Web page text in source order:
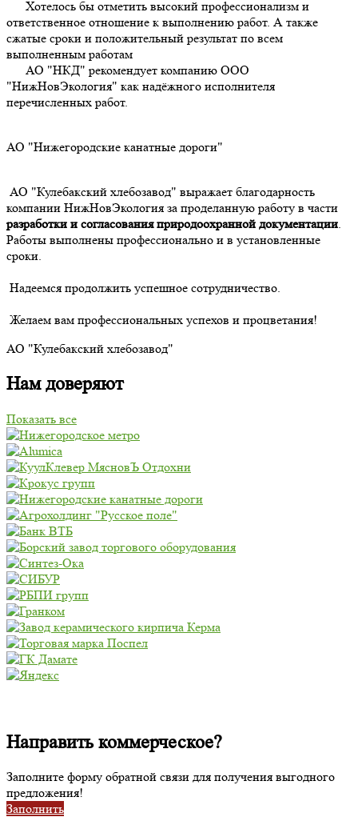
Хотелось бы отметить высокий профессионализм и
ответственное отношение к выполнению работ. А также
сжатые сроки и положительный результат по всем
выполненным работам
АО "НКД" рекомендует компанию ООО
"НижНовЭкология" как надёжного исполнителя
перечисленных работ.
АО "Нижегородские канатные дороги"
АО "Кулебакский хлебозавод" выражает благодарность
компании НижНовЭкология за проделанную работу в части
разработки и согласования природоохранной документации.
Работы выполнены профессионально и в установленные
сроки.
Надеемся продолжить успешное сотрудничество.
Желаем вам профессиональных успехов и процветания!
АО "Кулебакский хлебозавод"
Нам доверяют
Показать все
Направить коммерческое?
Заполните форму обратной связи для получения выгодного
предложения!
Заполнить